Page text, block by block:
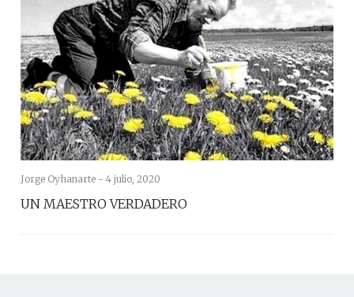
Jorge Oyhanarte - 4 julio, 2020
UN MAESTRO VERDADERO